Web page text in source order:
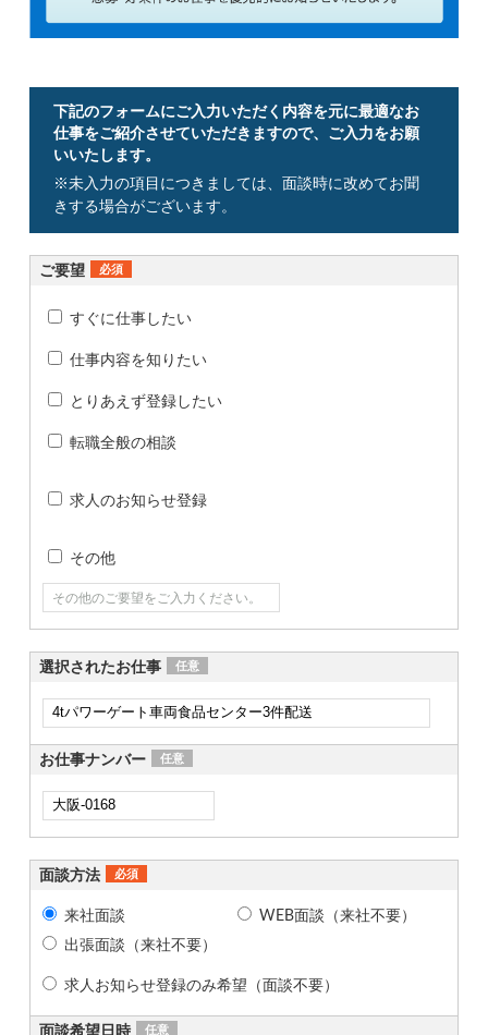
下記のフォームにご入力いただく内容を元に最適なお
仕事をご紹介させていただきますので、ご入力をお願
いいたします。
※未入力の項目につきましては、面談時に改めてお聞
きする場合がございます。
ご要望 必須
すぐに仕事したい
仕事内容を知りたい
とりあえず登録したい
転職全般の相談
求人のお知らせ登録
その他
選択されたお仕事 任意
お仕事ナンバー 任意
面談方法 必須
来社面談
WEB面談（来社不要）
出張面談（来社不要）
求人お知らせ登録のみ希望（面談不要）
面談希望日時 任意